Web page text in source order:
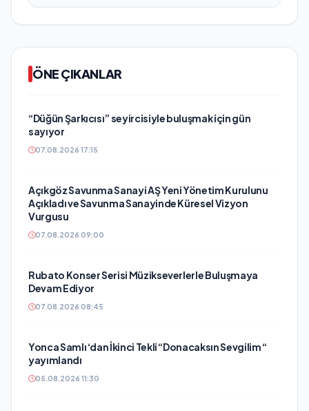
ÖNE ÇIKANLAR
“Düğün Şarkıcısı” seyircisiyle buluşmak için gün
sayıyor
07.08.2026 17:15
Açıkgöz Savunma Sanayi AŞ Yeni Yönetim Kurulunu
Açıkladı ve Savunma Sanayinde Küresel Vizyon
Vurgusu
07.08.2026 09:00
Rubato Konser Serisi Müzikseverlerle Buluşmaya
Devam Ediyor
07.08.2026 08:45
Yonca Samlı ‘dan İkinci Tekli “Donacaksın Sevgilim “
yayımlandı
05.08.2026 11:30